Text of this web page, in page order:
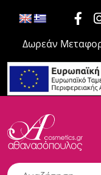
Δωρεάν